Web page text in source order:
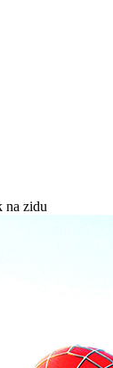
na zidu